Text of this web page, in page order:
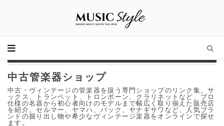
中古管楽器ショップ
中古・ヴィンテージの管楽器を扱う専門ショップのリンク集。サ
ックス、トランペット、トロンボーン、クラリネットなど、プロ
仕様の名器から初心者向けのモデルまで幅広く取り揃えた販売店
を紹介。セルマー、ヤマハ、バック、ヤナギサワなど、人気ブラ
ンドの掘り出し物や希少なヴィンテージ楽器をオンラインで探せ
ます。